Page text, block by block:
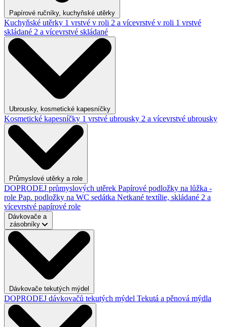
Papírové ručníky, kuchyňské utěrky
Kuchyňské utěrky 1 vrstvé v roli 2 a vícevrstvé v roli 1 vrstvé
skládané 2 a vícevrstvé skládané
Ubrousky, kosmetické kapesníčky
Kosmetické kapesníčky 1 vrstvé ubrousky 2 a vícevrstvé ubrousky
Průmyslové utěrky a role
DOPRODEJ průmyslových utěrek Papírové podložky na lůžka -
role Pap. podložky na WC sedátka Netkané textílie, skládané 2 a
vícevrstvé papírové role
Dávkovače a
zásobníky
Dávkovače tekutých mýdel
DOPRODEJ dávkovačů tekutých mýdel Tekutá a pěnová mýdla